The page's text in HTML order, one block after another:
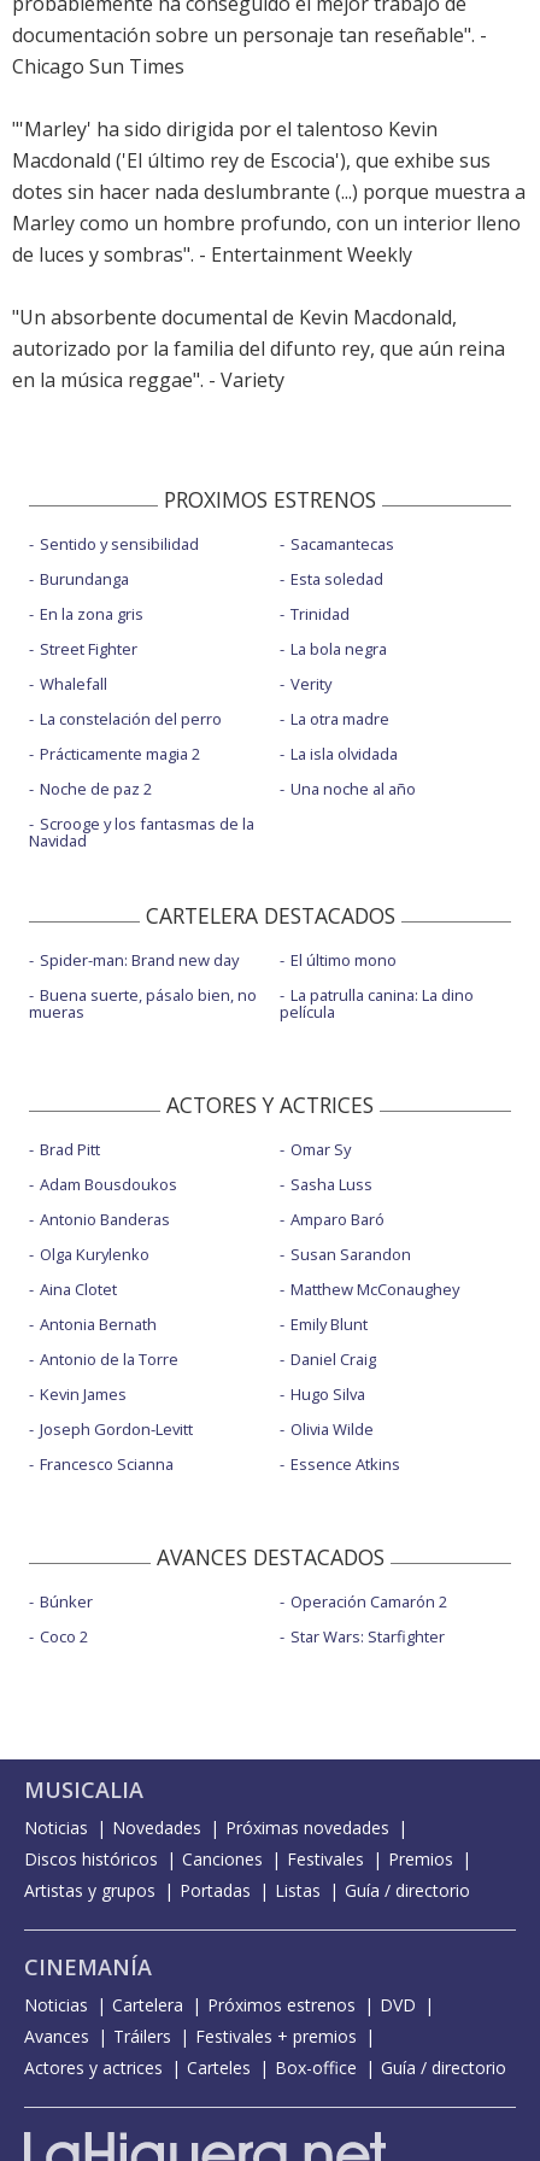
documentación sobre un personaje tan reseñable". -
Chicago Sun Times
"'Marley' ha sido dirigida por el talentoso Kevin
Macdonald ('El último rey de Escocia'), que exhibe sus
dotes sin hacer nada deslumbrante (...) porque muestra a
Marley como un hombre profundo, con un interior lleno
de luces y sombras". - Entertainment Weekly
"Un absorbente documental de Kevin Macdonald,
autorizado por la familia del difunto rey, que aún reina
en la música reggae". - Variety
PROXIMOS ESTRENOS
Sentido y sensibilidad
Burundanga
En la zona gris
Street Fighter
Whalefall
La constelación del perro
Prácticamente magia 2
Noche de paz 2
Scrooge y los fantasmas de la
Navidad
Sacamantecas
Esta soledad
Trinidad
La bola negra
Verity
La otra madre
La isla olvidada
Una noche al año
CARTELERA DESTACADOS
Spider-man: Brand new day
Buena suerte, pásalo bien, no
mueras
El último mono
La patrulla canina: La dino
película
ACTORES Y ACTRICES
Brad Pitt
Adam Bousdoukos
Antonio Banderas
Olga Kurylenko
Aina Clotet
Antonia Bernath
Antonio de la Torre
Kevin James
Joseph Gordon-Levitt
Francesco Scianna
Omar Sy
Sasha Luss
Amparo Baró
Susan Sarandon
Matthew McConaughey
Emily Blunt
Daniel Craig
Hugo Silva
Olivia Wilde
Essence Atkins
AVANCES DESTACADOS
Búnker
Coco 2
Operación Camarón 2
Star Wars: Starfighter
MUSICALIA
Noticias Novedades
Próximas novedades
Discos históricos
Canciones Festivales
Premios
Artistas y grupos
Portadas Listas Guía / directorio
CINEMANÍA
Noticias Cartelera Próximos estrenos
DVD
Avances
Tráilers
Festivales + premios
Actores y actrices
Carteles Box-office Guía / directorio